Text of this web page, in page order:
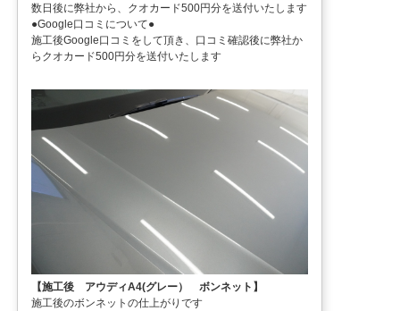
数日後に弊社から、クオカード500円分を送付いたします
●Google口コミについて●
施工後Google口コミをして頂き、口コミ確認後に弊社か
らクオカード500円分を送付いたします
【施工後 アウディA4(グレー） ボンネット】
施工後のボンネットの仕上がりです